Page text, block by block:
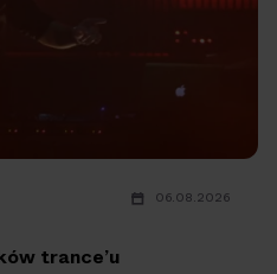
Aplikacja
06.08.2026
trance’u